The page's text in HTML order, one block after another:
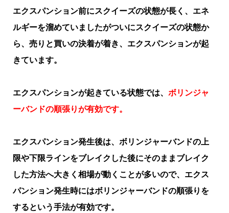
エクスパンション前にスクイーズの状態が長く、エネ
ルギーを溜めていましたがついにスクイーズの状態か
ら、売りと買いの決着が着き、エクスパンションが起
きています。
エクスパンションが起きている状態では、 ボリンジャ
ーバンドの順張りが有効です。
エクスパンション発生後は、ボリンジャーバンドの上
限や下限ラインをブレイクした後にそのままブレイク
した方法へ大きく相場が動くことが多いので、エクス
パンション発生時にはボリンジャーバンドの順張りを
するという手法が有効です。